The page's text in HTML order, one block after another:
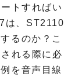
トすればい
は、ST2110
るのか？こ
れる際に必
を音声目線